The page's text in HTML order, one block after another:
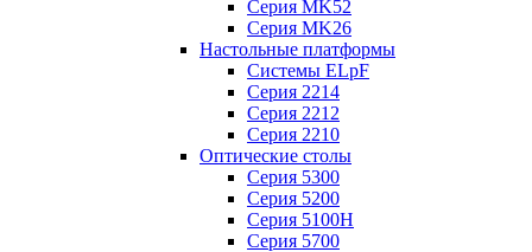
Серия MK52
Серия MK26
Настольные платформы
Системы ELpF
Серия 2214
Серия 2212
Серия 2210
Оптические столы
Серия 5300
Серия 5200
Серия 5100H
Серия 5700